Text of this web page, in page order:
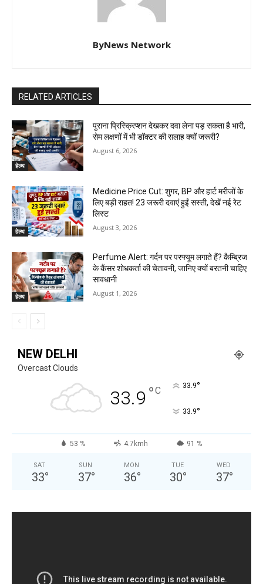
ByNews Network
RELATED ARTICLES
हेल्थ
पुराना प्रिस्क्रिप्शन देखकर दवा लेना पड़ सकता है भारी,
सेम लक्षणों में भी डॉक्टर की सलाह क्यों जरूरी?
August 6, 2026
हेल्थ
Medicine Price Cut: शुगर, BP और हार्ट मरीजों के
लिए बड़ी राहत! 23 जरूरी दवाएं हुईं सस्ती, देखें नई रेट
लिस्ट
August 3, 2026
हेल्थ
Perfume Alert: गर्दन पर परफ्यूम लगाते हैं? कैम्ब्रिज
के कैंसर शोधकर्ता की चेतावनी, जानिए क्यों बरतनी चाहिए
सावधानी
August 1, 2026
NEW DELHI
Overcast Clouds
33.9 °C 33.9°
33.9°
53 % 4.7kmh 91 %
SAT
33°
SUN
37°
MON
36°
TUE
30°
WED
37°